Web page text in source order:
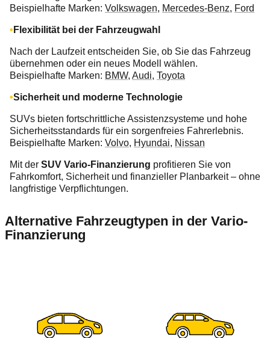
Beispielhafte Marken: Volkswagen, Mercedes-Benz, Ford
Flexibilität bei der Fahrzeugwahl
Nach der Laufzeit entscheiden Sie, ob Sie das Fahrzeug
übernehmen oder ein neues Modell wählen.
Beispielhafte Marken: BMW, Audi, Toyota
Sicherheit und moderne Technologie
SUVs bieten fortschrittliche Assistenzsysteme und hohe
Sicherheitsstandards für ein sorgenfreies Fahrerlebnis.
Beispielhafte Marken: Volvo, Hyundai, Nissan
Mit der SUV Vario-Finanzierung profitieren Sie von
Fahrkomfort, Sicherheit und finanzieller Planbarkeit – ohne
langfristige Verpflichtungen.
Alternative Fahrzeugtypen in der Vario-
Finanzierung